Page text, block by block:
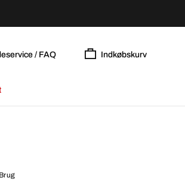
/ FAQ Indkøbskurv